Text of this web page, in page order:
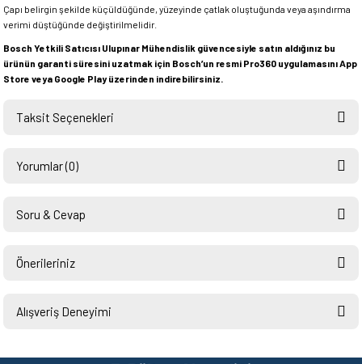
Çapı belirgin şekilde küçüldüğünde, yüzeyinde çatlak oluştuğunda veya aşındırma
verimi düştüğünde değiştirilmelidir.
Bosch Yetkili Satıcısı Ulupınar Mühendislik güvencesiyle satın aldığınız bu
ürünün garanti süresini uzatmak için Bosch’un resmi Pro360 uygulamasını App
Store veya Google Play üzerinden indirebilirsiniz.
Taksit Seçenekleri
Yorumlar (0)
Soru & Cevap
Önerileriniz
yetersiz gördüğünüz noktaları öneri formunu kullanarak tarafımıza
Alışveriş Deneyimi
Teşekkürler.